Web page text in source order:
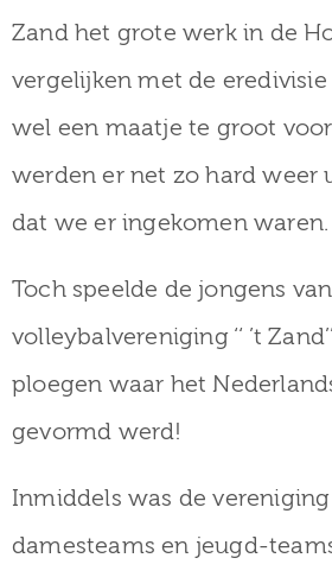
Zand het grote werk in de
vergelijken met de
wel een maatje te groot
werden er net zo hard weer
dat we er ingekomen waren.
Toch speelde de jongens van
volleybalvereniging ‘‘ ’t
ploegen waar het
gevormd werd!
Inmiddels was de
damesteams en jeugd-